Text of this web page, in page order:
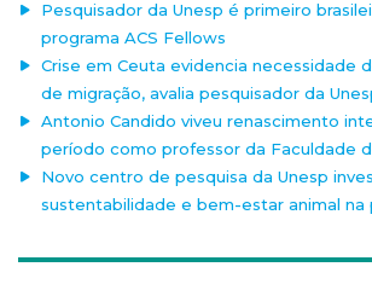
Pesquisador da Unesp é primeiro
programa ACS Fellows
Crise em Ceuta evidencia necessidade
de migração, avalia pesquisador da
Antonio Candido viveu renascimento
período como professor da Faculdade
Novo centro de pesquisa da Unesp
sustentabilidade e bem-estar animal na